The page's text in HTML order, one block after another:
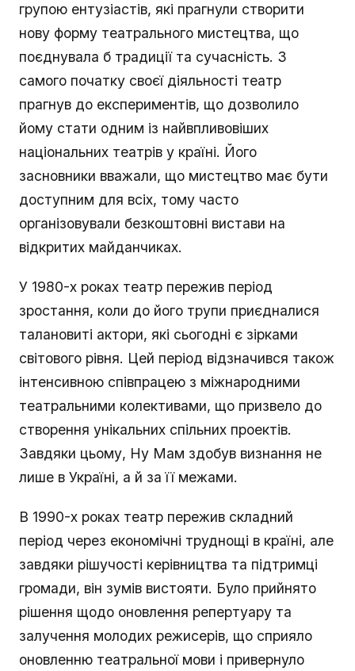
групою ентузіастів, які прагнули створити
нову форму театрального мистецтва, що
поєднувала б традиції та сучасність. З
самого початку своєї діяльності театр
прагнув до експериментів, що дозволило
йому стати одним із найвпливовіших
національних театрів у країні. Його
засновники вважали, що мистецтво має бути
доступним для всіх, тому часто
організовували безкоштовні вистави на
відкритих майданчиках.
У 1980-х роках театр пережив період
зростання, коли до його трупи приєдналися
талановиті актори, які сьогодні є зірками
світового рівня. Цей період відзначився також
інтенсивною співпрацею з міжнародними
театральними колективами, що призвело до
створення унікальних спільних проектів.
Завдяки цьому, Ну Мам здобув визнання не
лише в Україні, а й за її межами.
В 1990-х роках театр пережив складний
період через економічні труднощі в країні, але
завдяки рішучості керівництва та підтримці
громади, він зумів вистояти. Було прийнято
рішення щодо оновлення репертуару та
залучення молодих режисерів, що сприяло
оновленню театральної мови і привернуло